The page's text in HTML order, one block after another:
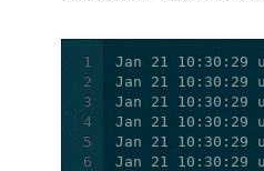
1
2
3
4
5
6